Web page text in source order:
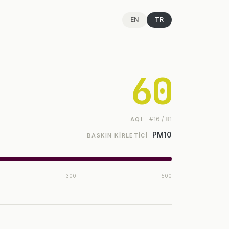
EN TR
60
AQI #16 / 81
BASKIN KIRLETICI PM10
300 500